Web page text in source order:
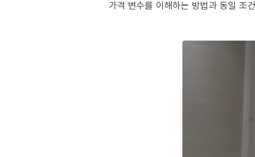
가격 변수를 이해하는 방법과 동일 조